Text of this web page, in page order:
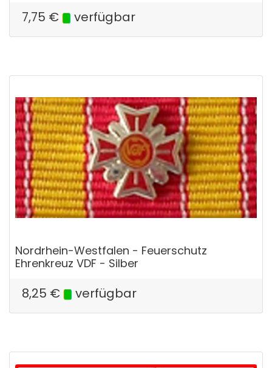
7,75 € verfügbar
Nordrhein-Westfalen - Feuerschutz
Ehrenkreuz VDF - Silber
8,25 € verfügbar